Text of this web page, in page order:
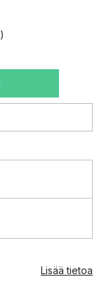
Lisää tietoa